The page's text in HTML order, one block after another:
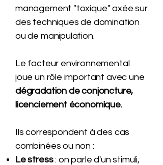
management "toxique" axée sur
des techniques de domination
ou de manipulation.
Le facteur environnemental
joue un rôle important avec une
dégradation de conjoncture,
licenciement économique.
Ils correspondent à des cas
combinées ou non :
Le stress: on parle d'un stimuli,